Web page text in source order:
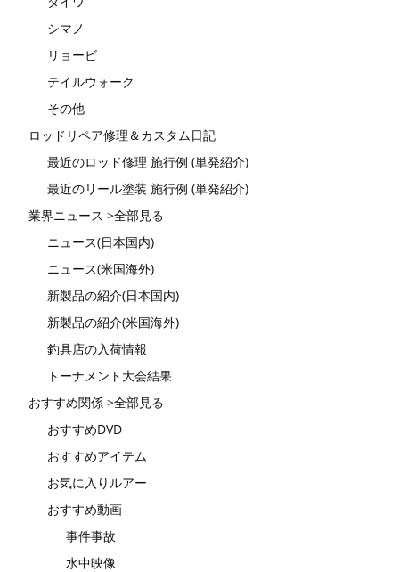
シマノ
リョービ
テイルウォーク
その他
ロッドリペア修理＆カスタム日記
最近のロッド修理 施行例 (単発紹介)
最近のリール塗装 施行例 (単発紹介)
業界ニュース >全部見る
ニュース(日本国内)
ニュース(米国海外)
新製品の紹介(日本国内)
新製品の紹介(米国海外)
釣具店の入荷情報
トーナメント大会結果
おすすめ関係 >全部見る
おすすめDVD
おすすめアイテム
お気に入りルアー
おすすめ動画
事件事故
水中映像